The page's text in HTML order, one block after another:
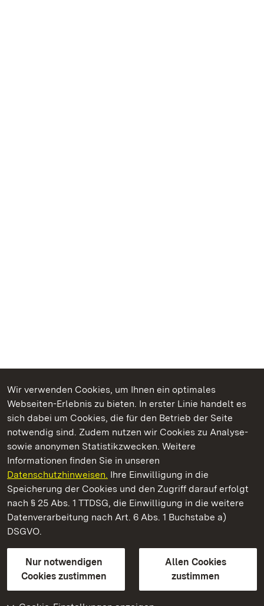
Wir verwenden Cookies, um Ihnen ein optimales
Webseiten-Erlebnis zu bieten. In erster Linie handelt es
sich dabei um Cookies, die für den Betrieb der Seite
notwendig sind. Zudem nutzen wir Cookies zu Analyse-
sowie anonymen Statistikzwecken. Weitere
Informationen finden Sie in unseren
Datenschutzhinweisen. Ihre Einwilligung in die
Speicherung der Cookies und den Zugriff darauf erfolgt
nach § 25 Abs. 1 TTDSG, die Einwilligung in die weitere
Datenverarbeitung nach Art. 6 Abs. 1 Buchstabe a)
DSGVO.
Nur notwendigen
Cookies zustimmen
Allen Cookies
zustimmen
Kommen. Staunen. Genießen.
Staatliche Schlösser und Gärten Baden‑Württemberg
Staatliche Schlösser und Gärten Baden-Württemberg
Kontakt
GebärdenspracheLeichte Sprache
Erklärung zur Barrierefreiheit
BITV-konform (geprüfte Seiten)